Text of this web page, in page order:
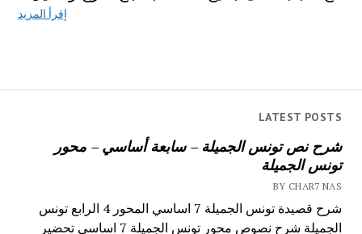
LATEST POSTS
شرح نص تونس الجميلة – سابعة أساسي – محور
تونس الجميلة
BY CHAR7 NAS
شرح قصيدة تونس الجميلة 7 اساسي المحور 4 الرابع تونس
الجميلة شرح نصوص محور تونس الجميلة 7 اساسي تحضير
إقرأ المزيد